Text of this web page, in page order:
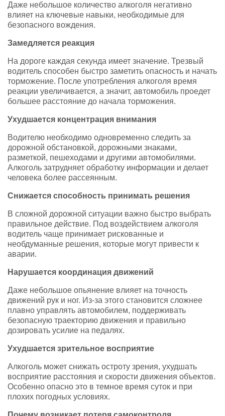
Даже небольшое количество алкоголя негативно
влияет на ключевые навыки, необходимые для
безопасного вождения.
Замедляется реакция
На дороге каждая секунда имеет значение. Трезвый
водитель способен быстро заметить опасность и начать
торможение. После употребления алкоголя время
реакции увеличивается, а значит, автомобиль проедет
большее расстояние до начала торможения.
Ухудшается концентрация внимания
Водителю необходимо одновременно следить за
дорожной обстановкой, дорожными знаками,
разметкой, пешеходами и другими автомобилями.
Алкоголь затрудняет обработку информации и делает
человека более рассеянным.
Снижается способность принимать решения
В сложной дорожной ситуации важно быстро выбрать
правильное действие. Под воздействием алкоголя
водитель чаще принимает рискованные и
необдуманные решения, которые могут привести к
аварии.
Нарушается координация движений
Даже небольшое опьянение влияет на точность
движений рук и ног. Из-за этого становится сложнее
плавно управлять автомобилем, поддерживать
безопасную траекторию движения и правильно
дозировать усилие на педалях.
Ухудшается зрительное восприятие
Алкоголь может снижать остроту зрения, ухудшать
восприятие расстояния и скорости движения объектов.
Особенно опасно это в темное время суток и при
плохих погодных условиях.